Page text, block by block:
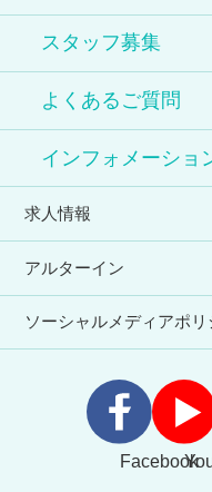
スタッフ募集
よくあるご質問
インフォメーショ
求人情報
アルターイン
ソーシャルメディアポリ
Facebook